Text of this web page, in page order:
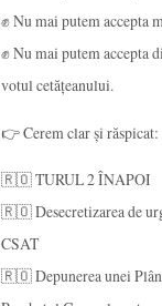
✊ Nu mai putem accepta
✊ Nu mai putem accepta
votul cetățeanului.
👉 Cerem clar și răspicat:
🇷🇴 TURUL 2 ÎNAPOI
🇷🇴 Desecretizarea de
CSAT
🇷🇴 Depunerea unei